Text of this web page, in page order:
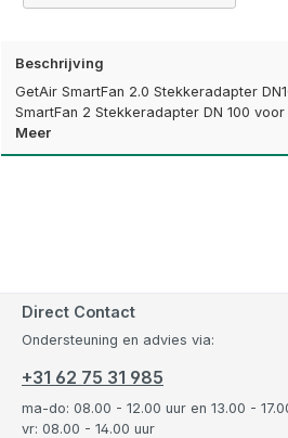
Beschrijving
GetAir SmartFan 2.0 Stekkeradapter
SmartFan 2 Stekkeradapter DN 100
Meer
Direct Contact
Ondersteuning en advies via:
+31 62 75 31 985
ma-do: 08.00 - 12.00 uur en 13.00 -
vr: 08.00 - 14.00 uur